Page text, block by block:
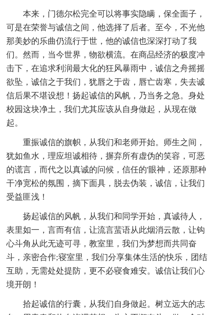
本来，门德尔松完全可以将事实隐瞒，保全面子，
可是在荣誉与诚信之间，他选择了后者。至今，不光他
那美妙的乐曲仍流行于世，他的诚信也深深打动了我
们。然而，当今世界，物欲横流。在商品经济的极度冲
击下，在追求利润最大化的狂风暴雨中，诚信之舟摇摇
欲坠，诚信之于我们，犹唇之于齿，唇亡齿寒，失去诚
信后果不堪设想！扬起诚信的风帆，乃当务之急。身处
校园这块净土，我们尤其应该从自身做起，从现在做
起。
重振诚信的旗帜，从我们和老师开始。师生之间，
犹如鱼水，理应坦诚相待，摒弃所有虚伪的笑容，可恶
的谎言，而代之以真诚的问候，信任的'眼神，还原那种
干净宽松的氛围，摘下面具，脱去伪装，诚信，让我们
受益匪浅！
扬起诚信的风帆，从我们和同学开始，真诚待人，
表里如一，言而有信，让流言蜚语从此烟消云散，让钩
心斗角从此无迹可寻，教室里，我们为梦想而共同奋
斗，亲密合作;寝室里，我们分享集体生活的快乐，团结
互助，无需处处提防，更不必寝食难安。诚信让我们心
境开朗！
拾起诚信的行囊，从我们自身做起。树立远大的志